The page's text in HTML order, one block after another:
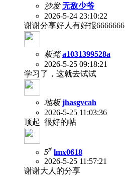
沙发 无敌少爷
2026-5-24 23:10:22
谢谢分享好人有好报6666666
板凳 a1031399528a
2026-5-25 09:18:21
学习了，这就去试试
地板 jhasgvcah
2026-5-25 11:03:36
顶起 很好的帖
5# lmx0618
2026-5-25 11:57:21
谢谢大人的分享